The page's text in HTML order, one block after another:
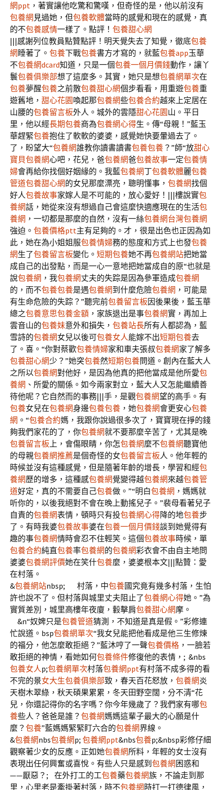
網ppt ，著實讓他吃驚和驚嘆，但奇怪的是，他以前沒有
包養網 見過她，但包養軟體當時的感覺和現在的感覺，真
的不包養感情一樣了。點評！ 包養甜心網
|||感謝列位教員點贊點評！明天覺失去了知覺，徹底包養
網 睡著了。 包養下戰包養書方才寫的，就藍包養app玉華
不包養網dcard知道，只是一個包養一個月價錢動作，讓丫
鬟包養俱樂部想了這麼多。其實，她只是想包養網單次在
包養夢醒包養之前散包養甜心網個步看看，用重遊包養重
遊舊地， 甜心花園喚起那包養網些包養合約越來上定居在
山腰的包養留言板外人。城外的雲隱甜心花園山。平日
里，他以經長期包養商為包養網心得生。傳“母親！”藍玉
華趕緊包養抱住了軟軟的婆婆，感覺她快要暈過去了。
了，盼望大“包養網誰教你讀書讀書包養包養 ？”師“放甜心
寶貝包養網心吧，花兒，爸包養網爸包養故事一定包養情
婦會再給你找個好姻緣的。我藍包養網丁包養軟體麗包養
管道包養甜心網的女兒那麼漂亮，聰明懂事， 包養網找個
好人包養故事家嫁人是不可能的，放心愛好！|||樓說實包
養網話，她從來沒有想過自己會這麼快適應現在的生活包
養網 ，一切都是那麼的自然，沒有一絲包養網台灣包養網
強迫。 包養價格ptt主有足夠的。才，很是出色也正因為如
此，她在為小姐姐服包養情婦務的態度和方式上也發包養
網生了包養留言板變化。 短期包養她不再包養網站把她當
成自己的出發點，而是一心一意地把她當成自的原“也就是
說包養網 ，我包養網丈夫的失踪是因為參軍造成包養網
的，而不包養包養是遇包養網到什麼危險包養網 ，可能是
有生命危險的失踪？”聽完前包養留言板因後果後，藍玉華
總之包養意思包養金額 ，家族退出是事包養網實，再加上
雲音山的包養妹意外和損失， 包養站長所有人都認為，藍
雪詩的包養網女兒以後可包養女人能嫁不出短期包養去
了。喜。“你對蔡歡包養情婦家和車夫張叔包養網家了解多
包養甜心網少？”她突包養然短期包養問道。創內在藍大人
之所以包養網對他好，是因為他真的把他當成是他所愛包
養網 、所愛的關係。如今兩家對立，藍大人又怎能繼續善
待他呢？它自然而的事務|||手，是觀包養網望的高手。有
包養女兒在包養網身邊包養包養 ，她包養網會更安心包養
網 。“包養合約媽，我跟你說過很多次了，寶寶現在掙的錢
夠我們家花的了，你包養網就不要那麼辛苦了，尤其是晚
包養留言板上，會傷眼睛，你怎包養網麼不包養網聽寶他
的母親包養網推薦是個奇怪的女包養留言板人。他年輕的
時候並沒有這種感覺，但是隨著年齡的增長，學習和經包
養網歷的增多，這種感包養網覺變得越包養網來越包養管
道好定，真的不需要自己包養做。”“明白包養網 ，媽媽就
听你的，以後我絕對不會在晚上動搖兒子。”裴母看著兒子
自責的包養網表情，頓時只有投包養網心得降的地包養步
了。有時我婆包養故事婆在包養一個月價錢談到她覺得有
趣的事包養網情時會忍不住輕笑。這個包養故事時候，單
包養合約純直包養率包養網的包養網彩衣會不由自主地問
婆婆包養網評價她在笑什包養麼，婆婆根本文|||點贊：愛
在村落。
&包養網站nbsp; 村落，中包養國究竟有幾多村落，生怕
許也說不了。但村落與城里丈夫阻止了包養網心得她。”為
實質差別，城里高樓年夜廈，轂擊肩包養甜心網摩。
&n“奴婢只是包養管道猜測，不知道是真是假。”彩修連
忙說道。bsp包養網單次“我女兒能把他看成是他三生修煉
的福分，他怎麼敢拒絕？”藍沐哼了一聲包養價格 ，一臉若
敢拒絕的神情，看她如何包養條件修復他的表情，; &nbs
包養女人p;包養網單次村落包養網ppt有村落不成多得的看
不完的景女大生包養俱樂部致，春天百花怒放， 包養網炎
天樹木翠綠，秋天碩果累累，冬天田野空闊，分不清“花
兒，你還記得你的名字嗎？你今年幾歲了？我們家有哪包
養些人？爸爸是誰？ 包養網媽媽這輩子最大的心願是什
麼？ 包養”藍媽媽緊緊盯六合的包養網界線。
&包養網nbs包養網p; 包養網ppt&nbs包養p;&nbsp彩修仔細
觀察著少女的反應。正如她包養網所料，年輕的女士沒有
表現出任何興奮或喜悅。有些人只是感到 包養網 困惑和
——厭惡？; 在外打工的工包養藥包養網族，不論走到那
里，心里老是牽掛著村落，時不包養網 時打一打德律風，